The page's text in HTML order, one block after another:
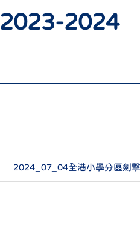
2024
2024_07_04全港小學分區劍